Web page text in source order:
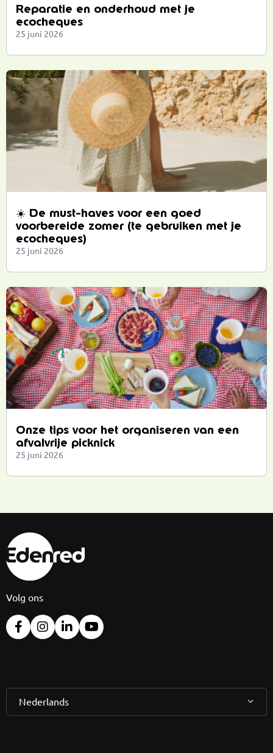
Reparatie en onderhoud met je
ecocheques
25 juni 2026
☀️ De must-haves voor een goed
voorbereide zomer (te gebruiken met je
ecocheques)
25 juni 2026
Onze tips voor het organiseren van een
afvalvrije picknick
25 juni 2026
Volg ons
Nederlands